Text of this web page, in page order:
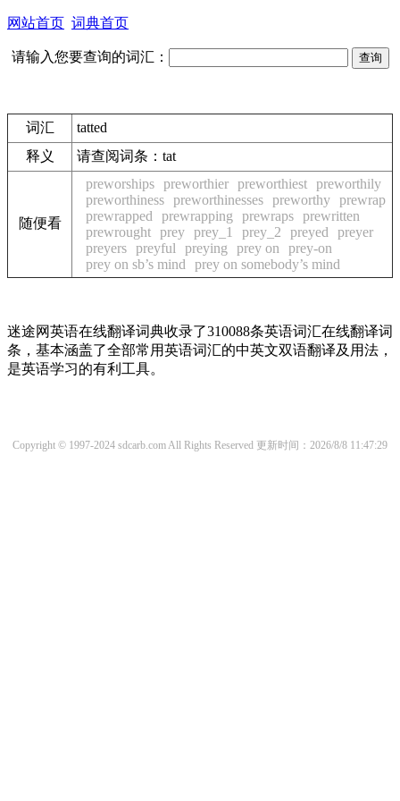
网站首页 词典首页
请输入您要查询的词汇：
词汇
tatted
释义
请查阅词条： tat
随便看
preworships preworthier preworthiest preworthily
preworthiness preworthinesses preworthy prewrap
prewrapped
prewrapping prewraps prewritten
prewrought prey prey_1 prey_2 preyed
preyer
preyers preyful preying prey on
prey-on
prey on sb’s mind
prey on somebody’s mind
迷途网英语在线翻译词典收录了310088条英语词汇在线翻译词
条，基本涵盖了全部常用英语词汇的中英文双语翻译及用法，
是英语学习的有利工具。
Copyright © 1997-2024 sdcarb.com All Rights Reserved 更新时间：2026/8/8 11:47:29